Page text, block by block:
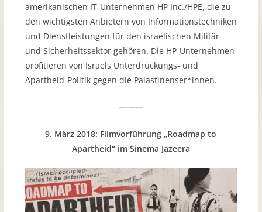
amerikanischen IT-Unternehmen HP Inc./HPE, die zu
den wichtigsten Anbietern von Informationstechniken
und Dienstleistungen für den israelischen Militär-
und Sicherheitssektor gehören. Die HP-Unternehmen
profitieren von Israels Unterdrückungs- und
Apartheid-Politik gegen die Palästinenser*innen.
———
9. März 2018: Filmvorführung „Roadmap to
Apartheid“ im Sinema Jazeera